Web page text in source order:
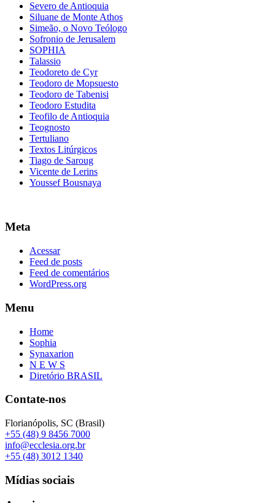
Severo de Antioquia
Siluane de Monte Athos
Simeão, o Novo Teólogo
Sofronio de Jerusalem
SOPHIA
Talassio
Teodoreto de Cyr
Teodoro de Mopsuesto
Teodoro de Tabenisi
Teodoro Estudita
Teofilo de Antioquia
Teognosto
Tertuliano
Textos Litúrgicos
Tiago de Saroug
Vicente de Lerins
Youssef Bousnaya
Meta
Acessar
Feed de posts
Feed de comentários
WordPress.org
Menu
Home
Sophia
Synaxarion
N E W S
Diretório BRASIL
Contate-nos
Florianópolis, SC (Brasil)
+55 (48) 9 8456 7000
info@ecclesia.org.br
+55 (48) 3012 1340
Mídias sociais